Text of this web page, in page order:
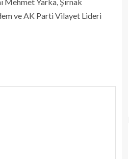
ve AK Parti Vilayet Lideri